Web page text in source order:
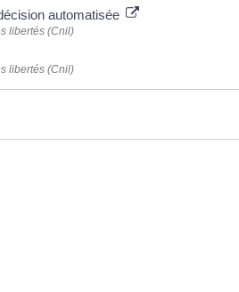
automatisée
libertés (Cnil)
libertés (Cnil)